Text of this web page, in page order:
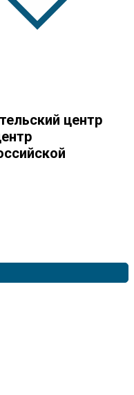
центр